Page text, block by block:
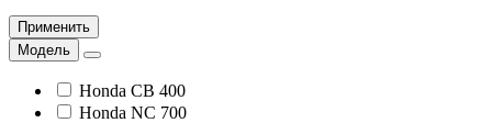
Применить
Модель
Honda CB 400
Honda NC 700